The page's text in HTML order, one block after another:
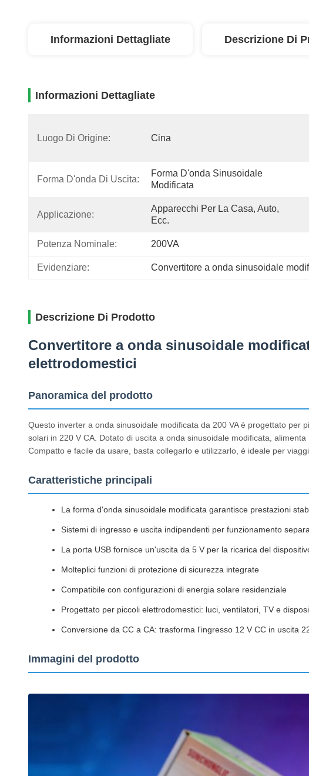
Informazioni Dettagliate Descrizione Di
Informazioni Dettagliate
Luogo Di Origine: Cina
Forma D'onda Di Uscita:
Forma D'onda Sinusoidale
Modificata
Applicazione:
Apparecchi Per La Casa, Auto,
Ecc.
Potenza Nominale: 200VA
Evidenziare: Convertitore a onda sinusoidale
Descrizione Di Prodotto
Convertitore a onda sinusoidale
elettrodomestici
Panoramica del prodotto
Questo inverter a onda sinusoidale modificata da 200 VA è progettato
solari in 220 V CA. Dotato di uscita a onda sinusoidale modificata,
Compatto e facile da usare, basta collegarlo e utilizzarlo, è ideale per
Caratteristiche principali
La forma d'onda sinusoidale modificata garantisce prestazioni
Sistemi di ingresso e uscita indipendenti per funzionamento
La porta USB fornisce un'uscita da 5 V per la ricarica del
Molteplici funzioni di protezione di sicurezza integrate
Compatibile con configurazioni di energia solare residenziale
Progettato per piccoli elettrodomestici: luci, ventilatori, TV e
Conversione da CC a CA: trasforma l'ingresso 12 V CC in uscita
Immagini del prodotto